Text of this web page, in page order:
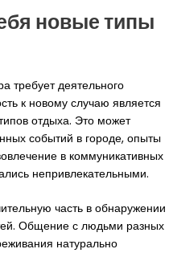
новые типы
требует деятельного
к новому случаю является
отдыха. Это может
событий в городе, опыты
в коммуникативных
непривлекательными.
часть в обнаружении
Общение с людьми разных
натурально